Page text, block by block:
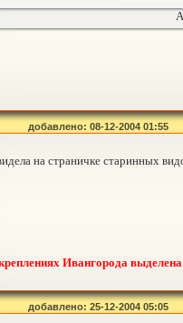
добавлено: 08-12-2004 01:55
на страничке старинных
Ивангорода
добавлено: 25-12-2004 05:05